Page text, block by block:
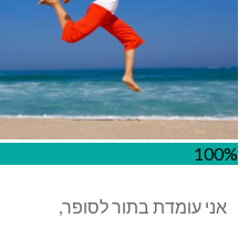
100%
אני עומדת בתור לסופר,